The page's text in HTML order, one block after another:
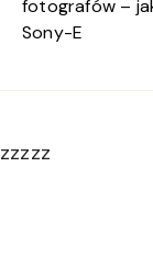
fotografów –
Sony-E
zzzzz